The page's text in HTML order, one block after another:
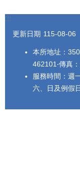
:::
更新日期 115-08-06
本所地址：
462101‧傳真
服務時間：週
六、日及例假